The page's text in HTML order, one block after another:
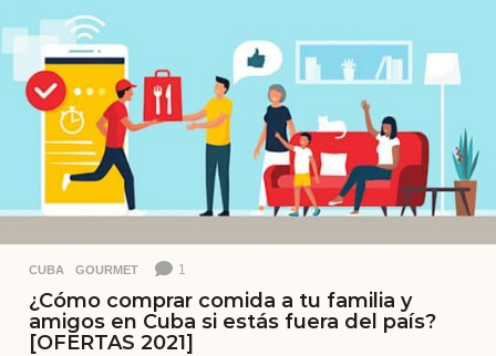
r
á
CUBA ,GOURMET 1
¿Cómo comprar comida a tu familia y
amigos en Cuba si estás fuera del país?
[OFERTAS 2021]